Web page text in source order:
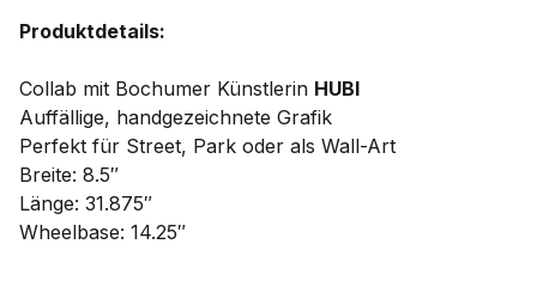
Produktdetails:
Collab mit Bochumer Künstlerin HUBI
Auffällige, handgezeichnete Grafik
Perfekt für Street, Park oder als Wall-Art
Breite: 8.5″
Länge: 31.875″
Wheelbase: 14.25″